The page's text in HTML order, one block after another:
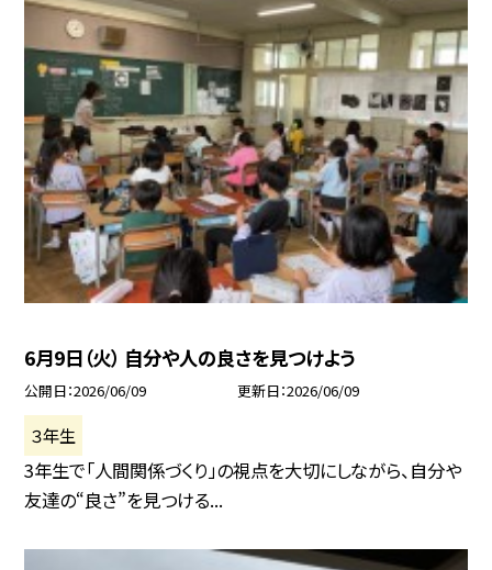
6月9日（火） 自分や人の良さを見つけよう
公開日 2026/06/09 更新日 2026/06/09
３年生
3年生で「人間関係づくり」の視点を大切にしながら、自分や
友達の“良さ”を見つける...